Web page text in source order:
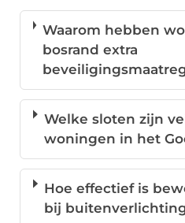
Waarom hebben
bosrand extra
Welke sloten zijn
woningen in het
Hoe effectief is
bij